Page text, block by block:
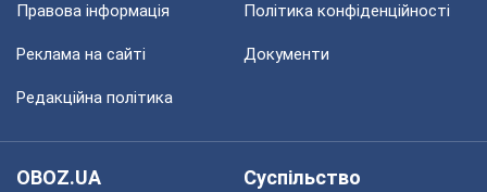
Правова інформація Політика конфіденційності
Реклама на сайті Документи
Редакційна політика
OBOZ.UA
Суспільство